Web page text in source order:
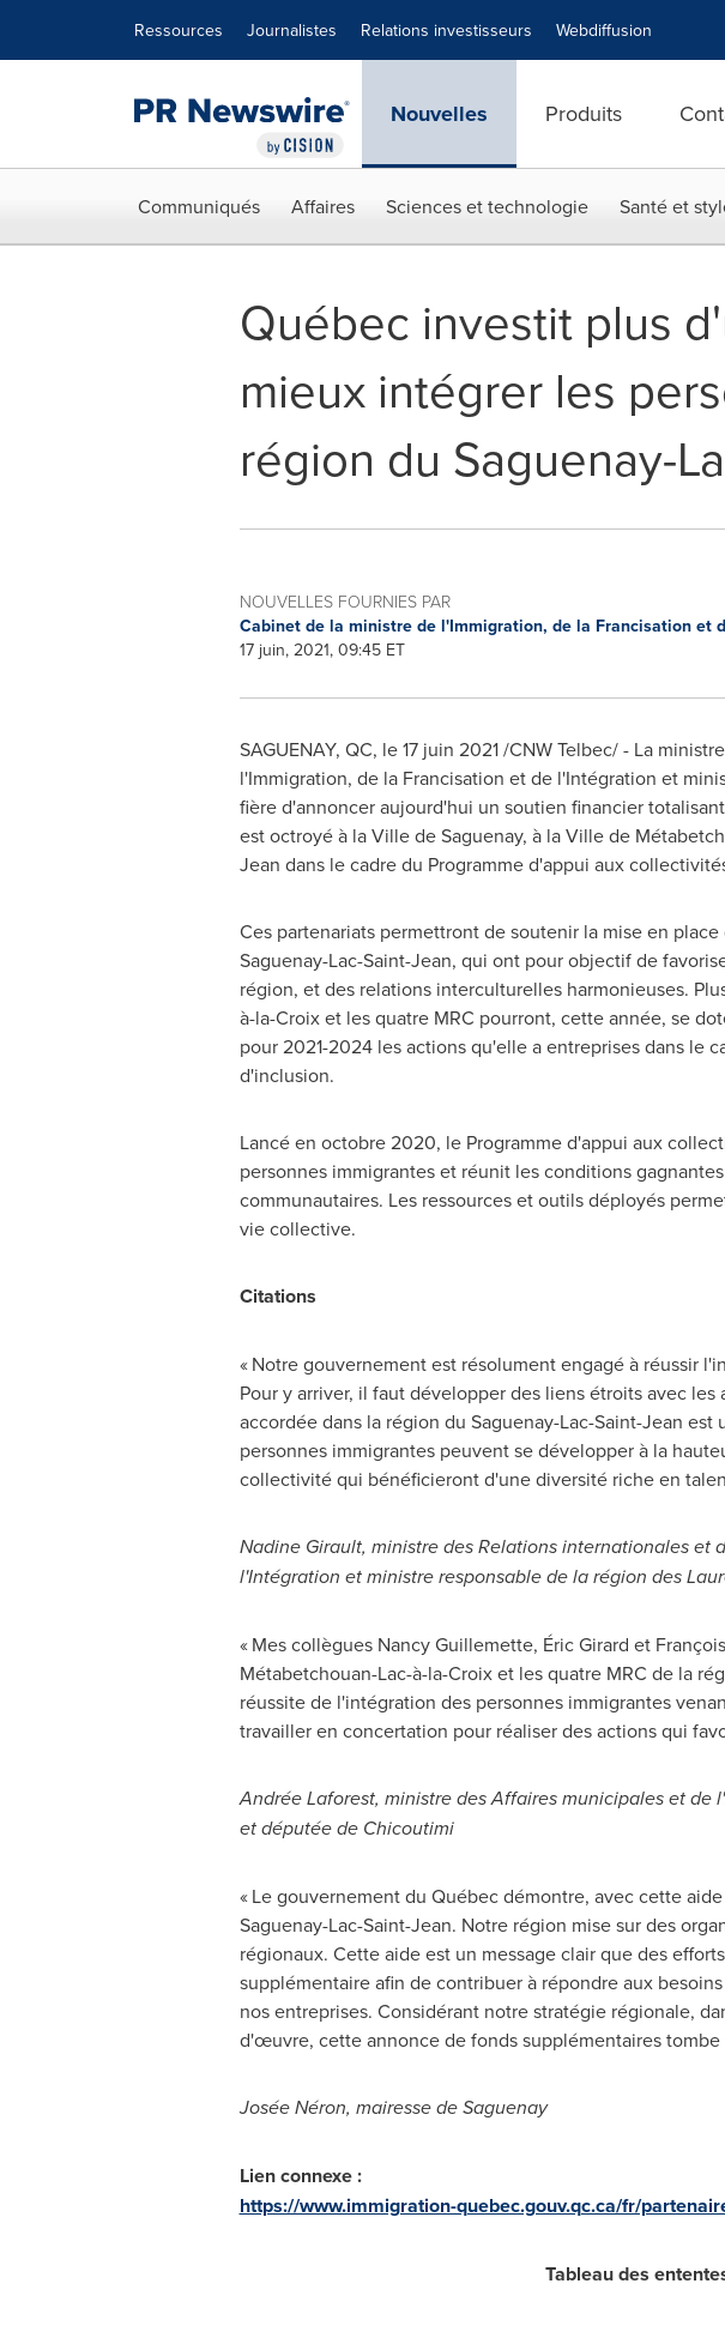
Ressources Journalistes Relations investisseurs Webdiffusion
Nouvelles Produits
Communiqués Affaires Sciences et technologie Santé et
Québec investit plus
mieux intégrer les
région du Saguenay-
NOUVELLES FOURNIES PAR
Cabinet de la ministre de l'Immigration, de la Francisation et
17 juin, 2021, 09:45 ET
SAGUENAY, QC, le 17 juin 2021 /CNW Telbec/ - La
l'Immigration, de la Francisation et de l'Intégration et
fière d'annoncer aujourd'hui un soutien financier
est octroyé à la Ville de Saguenay, à la Ville de
Jean dans le cadre du Programme d'appui aux
Ces partenariats permettront de soutenir la mise en
Saguenay-Lac-Saint-Jean, qui ont pour objectif de
région, et des relations interculturelles harmonieuses.
à-la-Croix et les quatre MRC pourront, cette année, se
pour 2021-2024 les actions qu'elle a entreprises dans le
d'inclusion.
Lancé en octobre 2020, le Programme d'appui aux
personnes immigrantes et réunit les conditions
communautaires. Les ressources et outils déployés
vie collective.
Citations
« Notre gouvernement est résolument engagé à réussir
Pour y arriver, il faut développer des liens étroits avec
accordée dans la région du Saguenay-Lac-Saint-Jean
personnes immigrantes peuvent se développer à la
collectivité qui bénéficieront d'une diversité riche en
Nadine Girault, ministre des Relations internationales et
l'Intégration et ministre responsable de la région des
« Mes collègues Nancy Guillemette, Éric Girard et François
Métabetchouan-Lac-à-la-Croix et les quatre MRC de la
réussite de l'intégration des personnes immigrantes
travailler en concertation pour réaliser des actions qui
Andrée Laforest, ministre des Affaires municipales et
et députée de Chicoutimi
« Le gouvernement du Québec démontre, avec cette
Saguenay-Lac-Saint-Jean. Notre région mise sur des
régionaux. Cette aide est un message clair que des
supplémentaire afin de contribuer à répondre aux
nos entreprises. Considérant notre stratégie régionale,
d'œuvre, cette annonce de fonds supplémentaires tombe
Josée Néron, mairesse de Saguenay
Lien connexe :
https://www.immigration-quebec.gouv.qc.ca/fr/
Tableau des